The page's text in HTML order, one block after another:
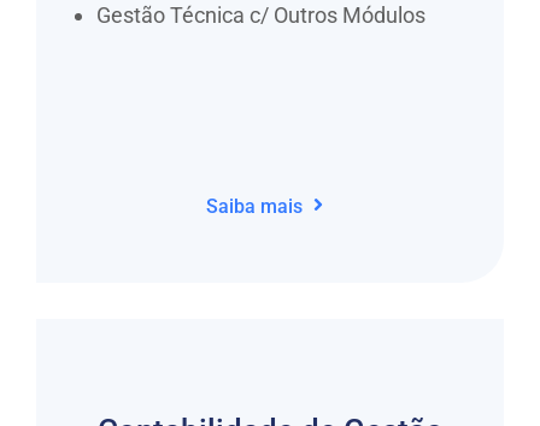
Gestão Técnica c/ Outros Módulos
Saiba mais